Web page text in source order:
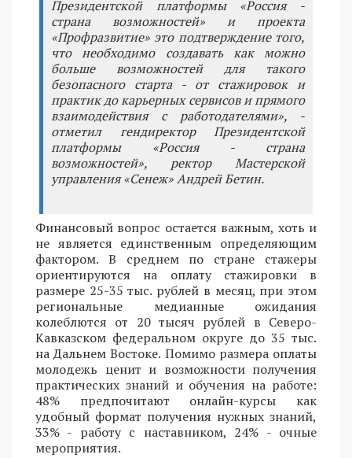
Президентской платформы «Россия -
страна возможностей» и проекта
«Профразвитие» это подтверждение того,
что необходимо создавать как можно
больше возможностей для такого
безопасного старта - от стажировок и
практик до карьерных сервисов и прямого
взаимодействия с работодателями», -
отметил гендиректор Президентской
платформы «Россия - страна
возможностей», ректор Мастерской
управления «Сенеж» Андрей Бетин.
Финансовый вопрос остается важным, хоть и
не является единственным определяющим
фактором. В среднем по стране стажеры
ориентируются на оплату стажировки в
размере 25-35 тыс. рублей в месяц, при этом
региональные медианные ожидания
колеблются от 20 тысяч рублей в Северо-
Кавказском федеральном округе до 35 тыс.
на Дальнем Востоке. Помимо размера оплаты
молодежь ценит и возможности получения
практических знаний и обучения на работе:
48% предпочитают онлайн-курсы как
удобный формат получения нужных знаний,
33% - работу с наставником, 24% - очные
мероприятия.